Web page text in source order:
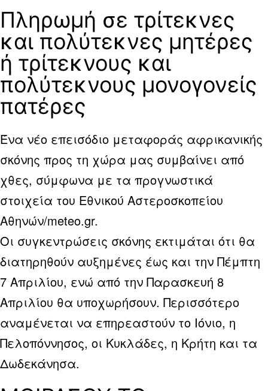
Πληρωμή σε τρίτεκνες
και πολύτεκνες μητέρες
ή τρίτεκνους και
πολύτεκνους μονογονείς
πατέρες
Ένα νέο επεισόδιο μεταφοράς αφρικανικής
σκόνης προς τη χώρα μας συμβαίνει από
χθες, σύμφωνα με τα προγνωστικά
στοιχεία του Εθνικού Αστεροσκοπείου
Αθηνών/meteo.gr.
Οι συγκεντρώσεις σκόνης εκτιμάται ότι θα
διατηρηθούν αυξημένες έως και την Πέμπτη
7 Απριλίου, ενώ από την Παρασκευή 8
Απριλίου θα υποχωρήσουν. Περισσότερο
αναμένεται να επηρεαστούν το Ιόνιο, η
Πελοπόννησος, οι Κυκλάδες, η Κρήτη και τα
Δωδεκάνησα.